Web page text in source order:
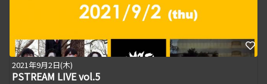
2021年9月2日(木)
PSTREAM LIVE vol.5